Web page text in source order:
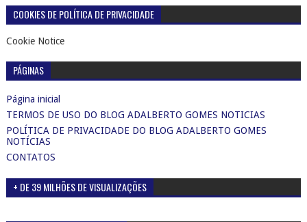
COOKIES DE POLÍTICA DE PRIVACIDADE
Cookie Notice
PÁGINAS
Página inicial
TERMOS DE USO DO BLOG ADALBERTO GOMES NOTICIAS
POLÍTICA DE PRIVACIDADE DO BLOG ADALBERTO GOMES
NOTÍCIAS
CONTATOS
+ DE 39 MILHÕES DE VISUALIZAÇÕES